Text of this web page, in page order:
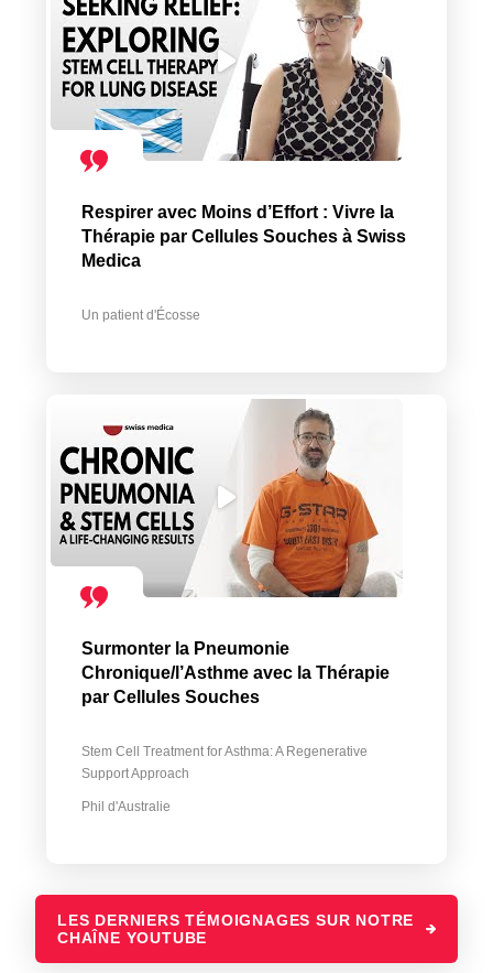
Respirer avec Moins d’Effort : Vivre la
Thérapie par Cellules Souches à Swiss
Medica
Un patient d'Écosse
Surmonter la Pneumonie
Chronique/l’Asthme avec la Thérapie
par Cellules Souches
Stem Cell Treatment for Asthma: A Regenerative
Support Approach
Phil d'Australie
LES DERNIERS TÉMOIGNAGES SUR NOTRE
CHAÎNE YOUTUBE